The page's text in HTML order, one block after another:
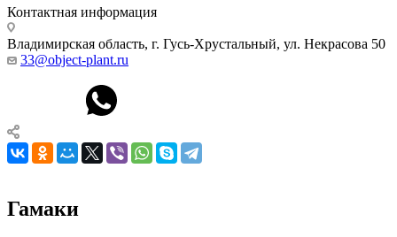
Контактная информация
Владимирская область, г. Гусь-Хрустальный, ул. Некрасова 50
33@object-plant.ru
Гамаки